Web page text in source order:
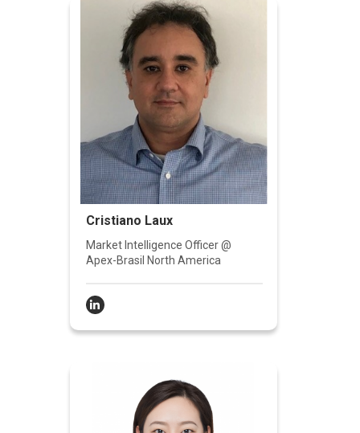
Cristiano Laux
Market Intelligence Officer @
Apex-Brasil North America